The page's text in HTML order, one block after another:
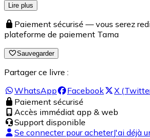
Lire plus
Paiement sécurisé — vous serez
plateforme de paiement Tama
Sauvegarder
Partager ce livre :
WhatsApp
Facebook X
Paiement sécurisé
Accès immédiat app & web
Support disponible
Se connecter pour acheterJ'ai déjà